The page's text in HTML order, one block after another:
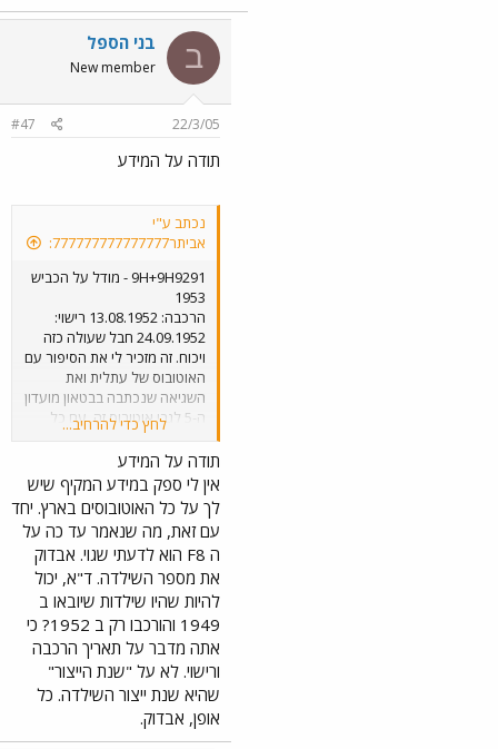
ב בני הספל
New member
22/3/05
#47
תודה על המידע
נכתב ע"י
אביתר777777777777777:
9H+9H9291 - מודל על הכביש
1953
הרכבה: 13.08.1952 רישוי:
24.09.1952 חבל שעולה כזה
ויכוח. זה מזכיר לי את הסיפור עם
האוטובוס של עתלית ואת
השגיאה שנכתבה בבטאון מועדון
ה-5 לגבי אוטובוס זה. עם כל
הכבוד, דני ערך מחקר מקיף
במשך 15 שנה על אוטובוסי
העבר ומוקדש פרק שלם
לאוטובוסי הפורד F8 בו מופיעים
כולם. במחקר מופיעים כל
האוטובוסים של אגד ולפני אגד
משנת 1924 ועד 2005 וכמובן
רשימות מדוייקות של כל החברות
האחרות בצפון ובמרכז. אפילו
מס' הרישוי של האוטובוסים של
"המעביר" מופיעים כבר
במחקרינו. כך למשל יש ברשותי
אוטובוסי השוסון בישראל. לא
מזמן, הצלחתי לשים את היד על
החומר של "קייזר-פרייזר" שהיה
לחץ כדי להרחיב...
תודה על המידע
אין לי ספק במידע המקיף שיש
לך על כל האוטובוסים בארץ. יחד
עם זאת, מה שנאמר עד כה על
ה F8 הוא לדעתי שגוי. אבדוק
את מספר השילדה. ד"א, יכול
להיות שהיו שילדות שיובאו ב
1949 והורכבו רק ב 1952? כי
אתה מדבר על תאריך הרכבה
ורישוי. לא על "שנת הייצור"
שהיא שנת ייצור השילדה. כל
אופן, אבדוק.